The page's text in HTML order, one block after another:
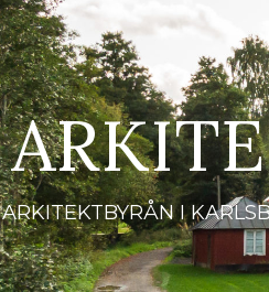
ARKITEKTBYRÅN I